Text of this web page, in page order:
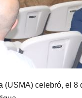
celebró, el